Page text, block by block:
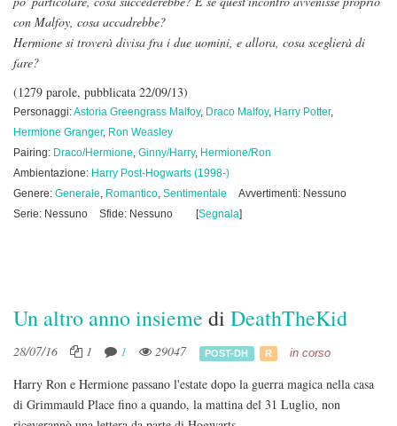
con Malfoy, cosa accadrebbe?
Hermione si troverà divisa fra i due uomini, e allora, cosa sceglierà di
fare?
(1279 parole, pubblicata 22/09/13)
Personaggi:Astoria Greengrass Malfoy, Draco Malfoy, Harry Potter,
Hermione Granger, Ron Weasley
Pairing: Draco/Hermione, Ginny/Harry, Hermione/Ron
Ambientazione: Harry Post-Hogwarts (1998-)
Genere: Generale, Romantico, Sentimentale
Avvertimenti: Nessuno
Serie: Nessuno
Sfide: Nessuno [Segnala]
Un altro anno insieme di DeathTheKid
28/07/16 1 1 29047 POST-DH R in corso
Harry Ron e Hermione passano l'estate dopo la guerra magica nella casa
di Grimmauld Place fino a quando, la mattina del 31 Luglio, non